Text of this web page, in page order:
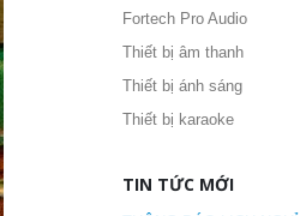
DANH MỤC SẢN PHẨM
AD Systems
Dàn karaoke
Doublepow
Thiết bị âm thanh